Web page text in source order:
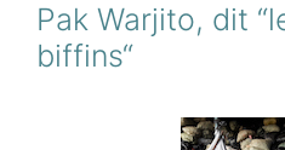
Pak Warjito, dit
biffins“